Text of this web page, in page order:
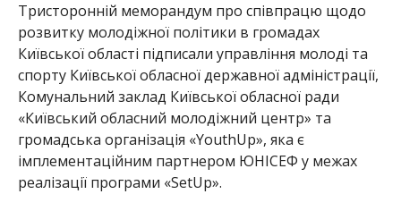
Тристоронній меморандум про співпрацю щодо
розвитку молодіжної політики в громадах
Київської області підписали управління молоді та
спорту Київської обласної державної адміністрації,
Комунальний заклад Київської обласної ради
«Київський обласний молодіжний центр» та
громадська організація «YouthUp», яка є
імплементаційним партнером ЮНІСЕФ у межах
реалізації програми «SetUp».